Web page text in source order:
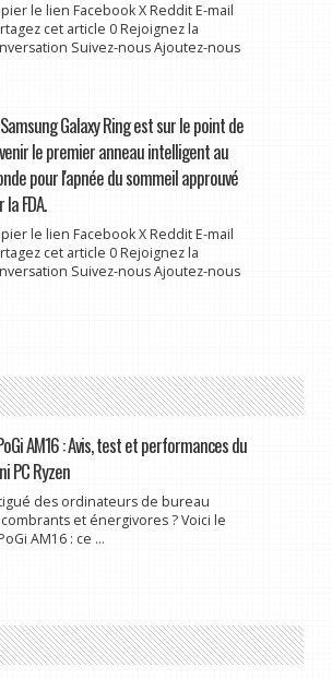
le lien Facebook X Reddit E-mail
cet article 0 Rejoignez la
Suivez-nous Ajoutez-nous
Galaxy Ring est sur le point de
le premier anneau intelligent au
pour l'apnée du sommeil approuvé
la FDA.
le lien Facebook X Reddit E-mail
cet article 0 Rejoignez la
Suivez-nous Ajoutez-nous
AM16 : Avis, test et performances du
PC Ryzen
des ordinateurs de bureau
et énergivores ? Voici le
AM16 : ce ...